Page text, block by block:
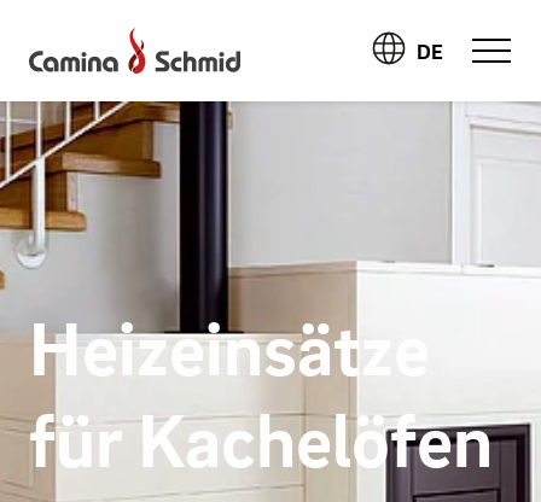
DE
Heizeinsätze
für Kachelöfen